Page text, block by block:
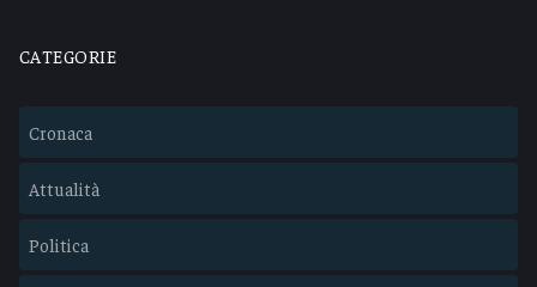
CATEGORIE
Cronaca
Attualità
Politica